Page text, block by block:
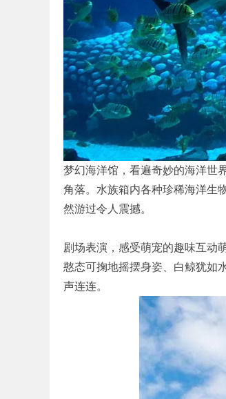
梦幻海洋馆，看遍奇妙的海洋世
角落。水族箱内各种珍稀海洋生
然游过令人震撼。
剧场表演，感受萌宠的趣味互动
憨态可掬地摇摆身姿、白鲸犹如
声连连。